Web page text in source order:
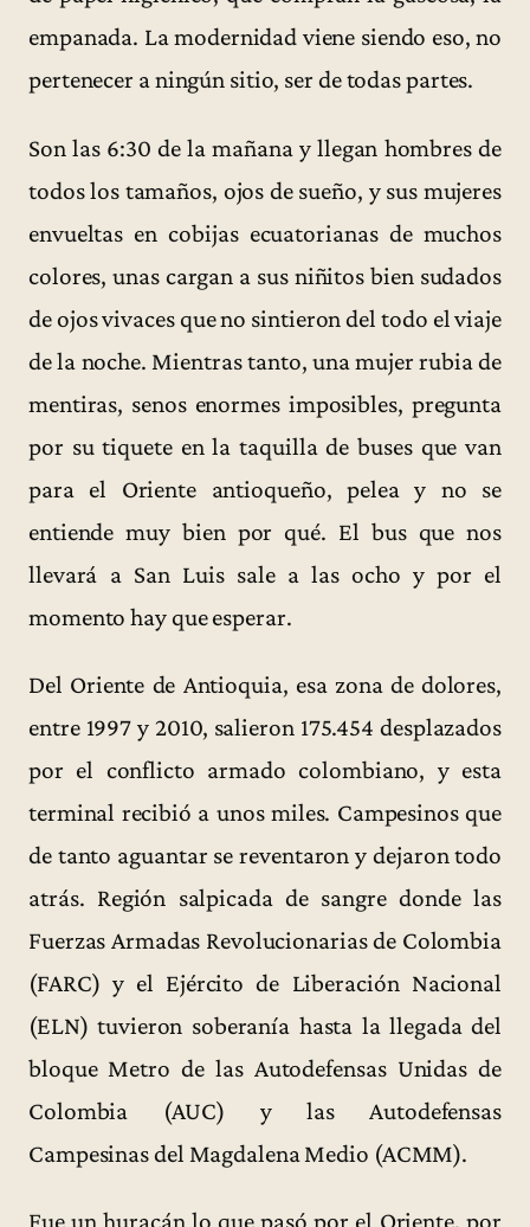
empanada. La modernidad viene siendo eso, no
pertenecer a ningún sitio, ser de todas partes.
Son las 6:30 de la mañana y llegan hombres de
todos los tamaños, ojos de sueño, y sus mujeres
envueltas en cobijas ecuatorianas de muchos
colores, unas cargan a sus niñitos bien sudados
de ojos vivaces que no sintieron del todo el viaje
de la noche. Mientras tanto, una mujer rubia de
mentiras, senos enormes imposibles, pregunta
por su tiquete en la taquilla de buses que van
para el Oriente antioqueño, pelea y no se
entiende muy bien por qué. El bus que nos
llevará a San Luis sale a las ocho y por el
momento hay que esperar.
Del Oriente de Antioquia, esa zona de dolores,
entre 1997 y 2010, salieron 175.454 desplazados
por el conflicto armado colombiano, y esta
terminal recibió a unos miles. Campesinos que
de tanto aguantar se reventaron y dejaron todo
atrás. Región salpicada de sangre donde las
Fuerzas Armadas Revolucionarias de Colombia
(FARC) y el Ejército de Liberación Nacional
(ELN) tuvieron soberanía hasta la llegada del
bloque Metro de las Autodefensas Unidas de
Colombia (AUC) y las Autodefensas
Campesinas del Magdalena Medio (ACMM).
Fue un huracán lo que pasó por el Oriente, por